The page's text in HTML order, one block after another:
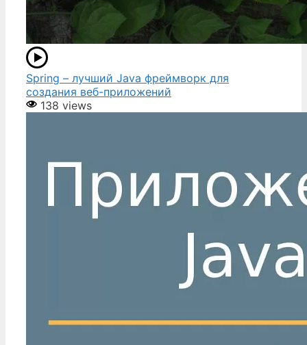
Spring – лучший Java фреймворк для
создания веб-приложений
138 views